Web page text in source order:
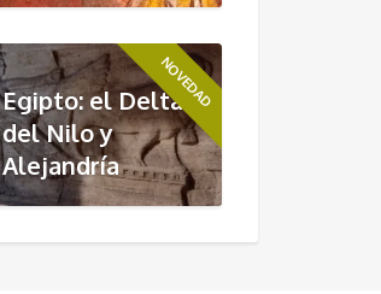
NOVEDAD
Egipto: el Delta
del Nilo y
Alejandría